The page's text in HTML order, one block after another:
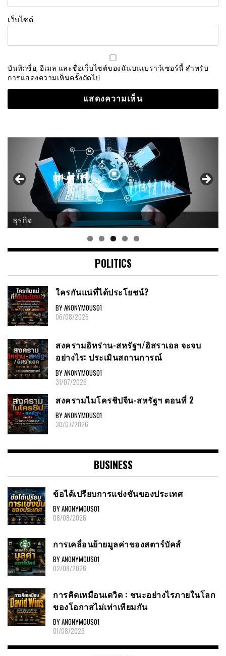
เว็บไซต์
บันทึกชื่อ, อีเมล และชื่อเว็บไซต์ของฉันบนเบราว์เซอร์นี้ สำหรับ
การแสดงความเห็นครั้งถัดไป
ธุรกิจ
POLITICS
ใครกันแน่ที่ได้ประโยชน์?
BY ANONYMOUS01
06/08/2026
สงครามอิหร่าน-สหรัฐฯ/อิสราเอล จะจบ
อย่างไร: ประเมินสถานการณ์
BY ANONYMOUS01
31/07/2026
สงครามไมโครชิปจีน-สหรัฐฯ ตอนที่ 2
BY ANONYMOUS01
30/07/2026
BUSINESS
ข้อได้เปรียบการแข่งขันของประเทศ
BY ANONYMOUS01
08/08/2026
การเคลื่อนย้ายมูลค่าของสตาร์บัคส์
BY ANONYMOUS01
02/08/2026
การคิดเหมือนเดวิด : ชนะอย่างไรภายในโลก
ของโอกาสไม่เท่าเทียมกัน
BY ANONYMOUS01
01/08/2026